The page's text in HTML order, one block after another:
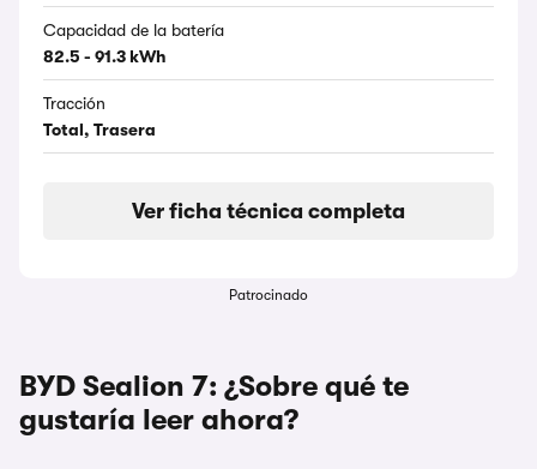
Capacidad de la batería
82.5 - 91.3 kWh
Tracción
Total, Trasera
Ver ficha técnica completa
Patrocinado
BYD Sealion 7: ¿Sobre qué te
gustaría leer ahora?